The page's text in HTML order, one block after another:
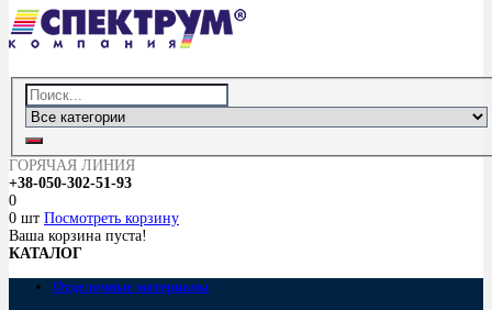
ГОРЯЧАЯ ЛИНИЯ
+38-050-302-51-93
0
0 шт Посмотреть корзину
Ваша корзина пуста!
КАТАЛОГ
Отделочные материалы